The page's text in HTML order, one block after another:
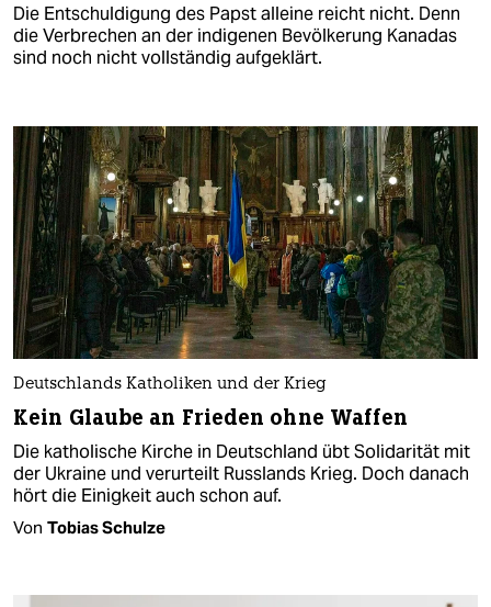
Die Entschuldigung des Papst alleine reicht nicht. Denn
die Verbrechen an der indigenen Bevölkerung Kanadas
sind noch nicht vollständig aufgeklärt.
Deutschlands Katholiken und der Krieg
Kein Glaube an Frieden ohne Waffen
Die katholische Kirche in Deutschland übt Solidarität mit
der Ukraine und verurteilt Russlands Krieg. Doch danach
hört die Einigkeit auch schon auf.
Von Tobias Schulze